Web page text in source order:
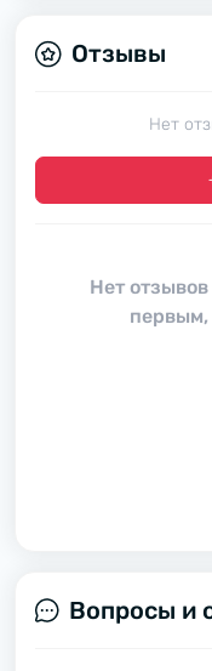
Отзывы
Нет
Нет
первым,
Вопросы и